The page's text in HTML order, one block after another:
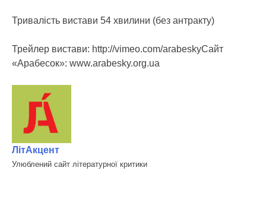
Тривалість вистави 54 хвилини (без антракту)
Трейлер вистави: http://vimeo.com/arabeskyСайт
«Арабесок»: www.arabesky.org.ua
ЛітАкцент
Улюблений сайт літературної критики